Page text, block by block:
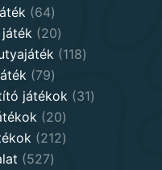
6464
products
2020
products
118118
7979
products
játékok 3131
2020
products
212212
527527